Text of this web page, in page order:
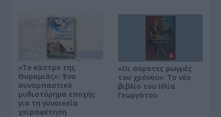
«Το κάστρο της
Θυραμιάς»: Ένα
συναρπαστικό
μυθιστόρημα εποχής
για τη γυναικεία
χειραφέτηση
«Οι αόρατες ρωγμές
του χρόνου»: Το νέο
βιβλίο του Ηλία
Γεωργάτου